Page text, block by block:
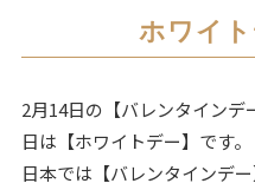
ホワイ
2月14日の【バレンタインデ
日は【ホワイトデー】です。
日本では【バレンタインデ